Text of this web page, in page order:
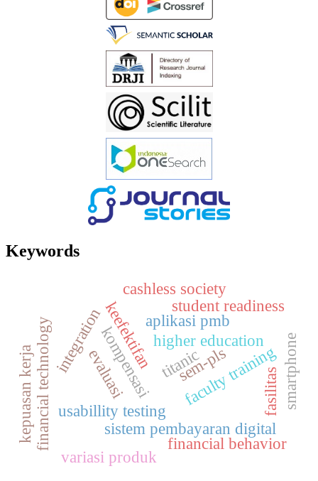
Keywords
aplikasi pmb
keefektifan
evaluasi
usabillity testing
higher education
integration faculty training
student readiness
sistem pembayaran digital
financial behavior
cashless society
financial technology kompensasi
kepuasan kerja fasilitas
variasi produk
smartphone
sem-pls
titanic